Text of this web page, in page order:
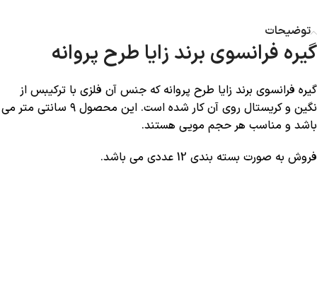
توضیحات
گیره فرانسوی برند زایا طرح پروانه
گیره فرانسوی برند زایا طرح پروانه که جنس آن فلزی با ترکیبس از
نگین و کریستال روی آن کار شده است. این محصول ۹ سانتی متر می
باشد و مناسب هر حجم مویی هستند.
فروش به صورت بسته بندی 12 عددی می باشد.